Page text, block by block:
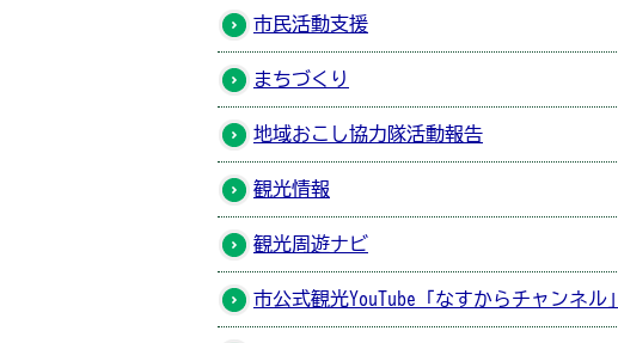
市民活動支援
まちづくり
地域おこし協力隊活動報告
観光情報
観光周遊ナビ
市公式観光YouTube「なすからチャンネル」